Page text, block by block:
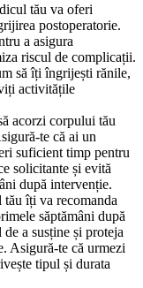
tău va oferi
postoperatorie.
a asigura
riscul de complicații.
să îți îngrijești rănile,
activitățile
acorzi corpului tău
te că ai un
suficient timp pentru
solicitante și evită
după intervenție.
îți va recomanda
săptămâni după
a susține și proteja
Asigură-te că urmezi
tipul și durata